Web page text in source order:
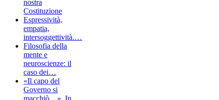
nostra
Costituzione
Espressività,
empatia,
intersoggettività.…
Filosofia della
mente e
neuroscienze: il
caso dei…
«Il capo del
Governo si